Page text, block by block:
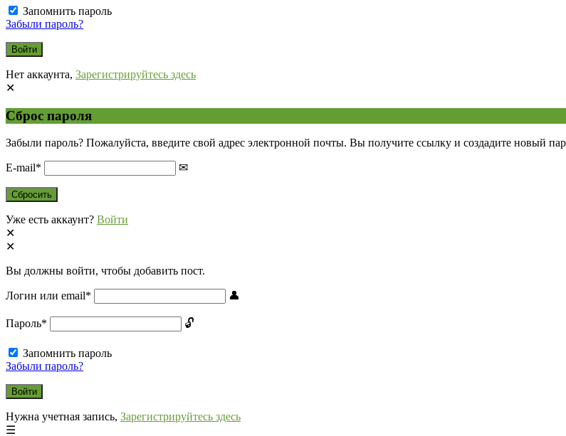
Запомнить пароль
Забыли пароль?
Нет аккаунта, Зарегистрируйтесь здесь
Сброс пароля
Забыли пароль? Пожалуйста, введите свой адрес электронной почты. Вы получите ссылку и создадите новый
E-mail*
Уже есть аккаунт? Войти
Вы должны войти, чтобы добавить пост.
Логин или email*
Пароль*
Запомнить пароль
Забыли пароль?
Нужна учетная запись, Зарегистрируйтесь здесь